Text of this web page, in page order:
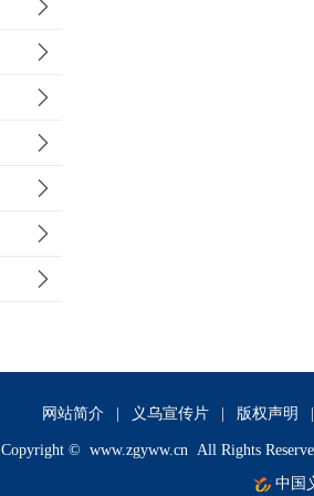
网站简介 义乌宣传片 版权声明
Copyright © www.zgyww.cn All Rights
中国